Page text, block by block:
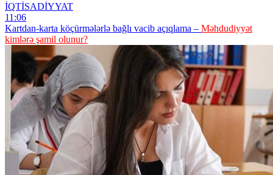
İQTİSADİYYAT
11:06
Kartdan-karta köçürmələrlə bağlı vacib açıqlama – Məhdudiyyət
kimlərə şamil olunur?